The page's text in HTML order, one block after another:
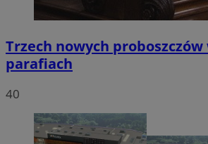
Trzech nowych
parafiach
40